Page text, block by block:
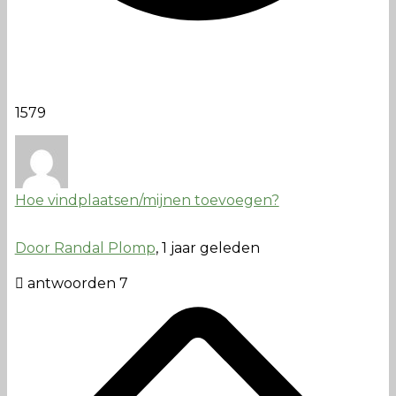
1579
Hoe vindplaatsen/mijnen toevoegen?
Door Randal Plomp, 1 jaar geleden
antwoorden 7